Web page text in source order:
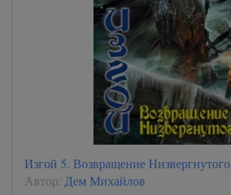
Изгой 5. Возвращение Низвергнутого
Автор: Дем Михайлов